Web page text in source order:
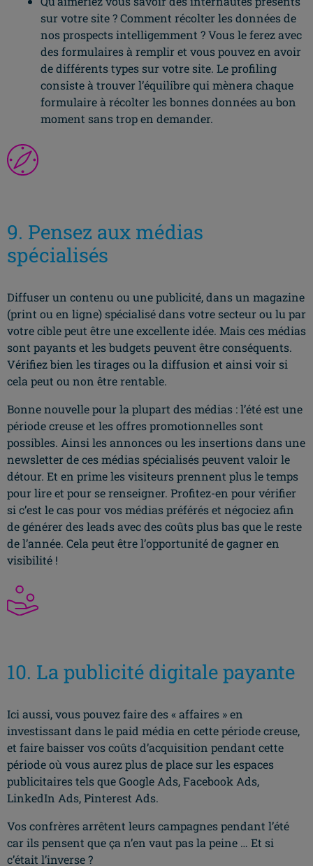
sur votre site ? Comment récolter les données de
nos prospects intelligemment ? Vous le ferez avec
des formulaires à remplir et vous pouvez en avoir
de différents types sur votre site. Le profiling
consiste à trouver l’équilibre qui mènera chaque
formulaire à récolter les bonnes données au bon
moment sans trop en demander.
9. Pensez aux médias
spécialisés
Diffuser un contenu ou une publicité, dans un magazine
(print ou en ligne) spécialisé dans votre secteur ou lu par
votre cible peut être une excellente idée. Mais ces médias
sont payants et les budgets peuvent être conséquents.
Vérifiez bien les tirages ou la diffusion et ainsi voir si
cela peut ou non être rentable.
Bonne nouvelle pour la plupart des médias : l’été est une
période creuse et les offres promotionnelles sont
possibles. Ainsi les annonces ou les insertions dans une
newsletter de ces médias spécialisés peuvent valoir le
détour. Et en prime les visiteurs prennent plus le temps
pour lire et pour se renseigner. Profitez-en pour vérifier
si c’est le cas pour vos médias préférés et négociez afin
de générer des leads avec des coûts plus bas que le reste
de l’année. Cela peut être l’opportunité de gagner en
visibilité !
10. La publicité digitale payante
Ici aussi, vous pouvez faire des « affaires » en
investissant dans le paid média en cette période creuse,
et faire baisser vos coûts d’acquisition pendant cette
période où vous aurez plus de place sur les espaces
publicitaires tels que Google Ads, Facebook Ads,
LinkedIn Ads, Pinterest Ads.
Vos confrères arrêtent leurs campagnes pendant l’été
car ils pensent que ça n’en vaut pas la peine … Et si
c’était l’inverse ?